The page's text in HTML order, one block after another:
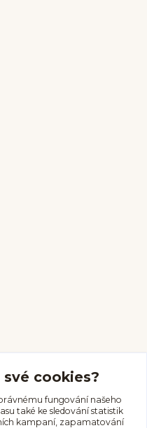
své cookies?
fungování našeho
také ke sledování statistik
kampaní, zapamatování